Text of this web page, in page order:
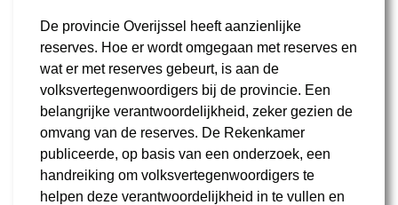
De provincie Overijssel heeft aanzienlijke
reserves. Hoe er wordt omgegaan met reserves en
wat er met reserves gebeurt, is aan de
volksvertegenwoordigers bij de provincie. Een
belangrijke verantwoordelijkheid, zeker gezien de
omvang van de reserves. De Rekenkamer
publiceerde, op basis van een onderzoek, een
handreiking om volksvertegenwoordigers te
helpen deze verantwoordelijkheid in te vullen en